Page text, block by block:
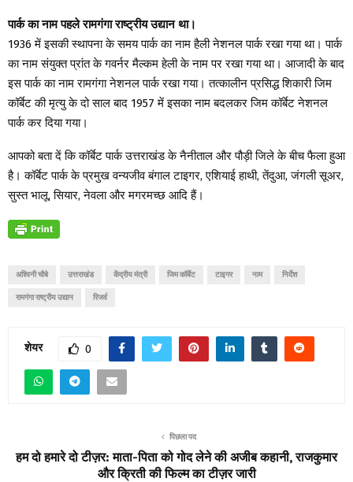
पार्क का नाम पहले रामगंगा राष्ट्रीय उद्यान था।
1936 में इसकी स्थापना के समय पार्क का नाम हैली नेशनल पार्क रखा गया था। पार्क
का नाम संयुक्त प्रांत के गवर्नर मैल्कम हेली के नाम पर रखा गया था। आजादी के बाद
इस पार्क का नाम रामगंगा नेशनल पार्क रखा गया। तत्कालीन प्रसिद्ध शिकारी जिम
कॉर्बेट की मृत्यु के दो साल बाद 1957 में इसका नाम बदलकर जिम कॉर्बेट नेशनल
पार्क कर दिया गया।
आपको बता दें कि कॉर्बेट पार्क उत्तराखंड के नैनीताल और पौड़ी जिले के बीच फैला हुआ
है। कॉर्बेट पार्क के प्रमुख वन्यजीव बंगाल टाइगर, एशियाई हाथी, तेंदुआ, जंगली सूअर,
सुस्त भालू, सियार, नेवला और मगरमच्छ आदि हैं।
अश्विनी चौबे उत्तराखंड केंद्रीय मंत्री जिम कॉर्बेट टाइगर नाम निर्देश
रामगंगा राष्ट्रीय उद्यान रिजर्व
शेयर 0
पिछला पद
हम दो हमारे दो टीज़र: माता-पिता को गोद लेने की अजीब कहानी, राजकुमार
और क्रिती की फिल्म का टीज़र जारी